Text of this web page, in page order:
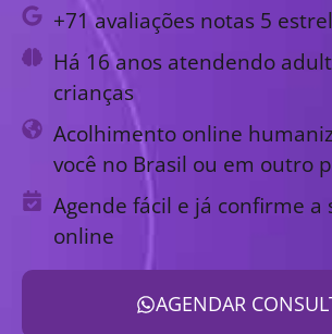
+71 avaliações notas 5
Há 16 anos atendendo
crianças
Acolhimento online
você no Brasil ou em outro
Agende fácil e já confirme a
online
AGENDAR